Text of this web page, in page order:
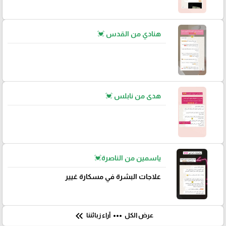
هنادي من القدس 💓
هدى من نابلس 💓
ياسمين من الناصرة💓
علاجات البشرة في مسكارة غيير
عرض الكل more_horiz آراء زبائننا keyboard_double_arrow_left